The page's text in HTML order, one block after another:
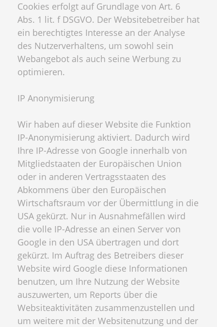
Cookies erfolgt auf Grundlage von Art. 6
Abs. 1 lit. f DSGVO. Der Websitebetreiber hat
ein berechtigtes Interesse an der Analyse
des Nutzerverhaltens, um sowohl sein
Webangebot als auch seine Werbung zu
optimieren.
IP Anonymisierung
Wir haben auf dieser Website die Funktion
IP-Anonymisierung aktiviert. Dadurch wird
Ihre IP-Adresse von Google innerhalb von
Mitgliedstaaten der Europäischen Union
oder in anderen Vertragsstaaten des
Abkommens über den Europäischen
Wirtschaftsraum vor der Übermittlung in die
USA gekürzt. Nur in Ausnahmefällen wird
die volle IP-Adresse an einen Server von
Google in den USA übertragen und dort
gekürzt. Im Auftrag des Betreibers dieser
Website wird Google diese Informationen
benutzen, um Ihre Nutzung der Website
auszuwerten, um Reports über die
Websiteaktivitäten zusammenzustellen und
um weitere mit der Websitenutzung und der